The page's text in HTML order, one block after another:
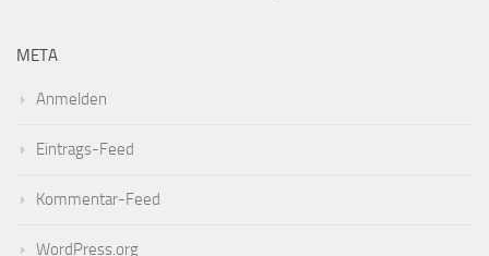
META
Anmelden
Eintrags-Feed
Kommentar-Feed
WordPress.org